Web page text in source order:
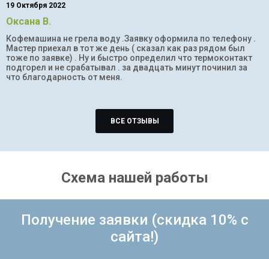
19 Октября 2022
Оксана В.
Кофемашина не грела воду .Заявку оформила по телефону .
Мастер приехал в тот же день ( сказал как раз рядом был
тоже по заявке) . Ну и быстро определил что термоконтакт
подгорел и не срабатывал . за двадцать минут починил за
что благодарность от меня.
ВСЕ ОТЗЫВЫ
Схема нашей работы
Получение заявки (скидка 10% с
сайта!)